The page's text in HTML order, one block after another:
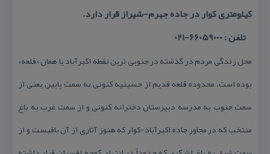
كیلومتری كوار در جاده جهرم-شیراز قرار دارد.
تلفن : 66059000-021
محل زندگی مردم در گذشته در جنوبی ترین نقطه اكبرآباد یا همان «قلعه»
بوده است. محدوده قلعه قدیم از حسینیه كنونی به سمت پایین یعنی از
سمت جنوب به مدرسه دبیرستان دخترانه كنونی و از سمت غرب به باغ
منتخب كه در مجاور جاده اكبرآباد-كوار كه هنوز آثاری از آن باقیست و از